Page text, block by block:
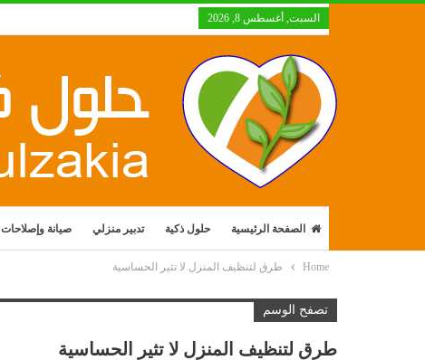
السبت, أغسطس 8, 2026
الصفحة الرئيسية حلول ذكية تدبير منزلي صيانة وإصلاحات
Home طرق لتنظيف المنزل لا تثير الحساسية
تصفح الوسم
طرق لتنظيف المنزل لا تثير الحساسية